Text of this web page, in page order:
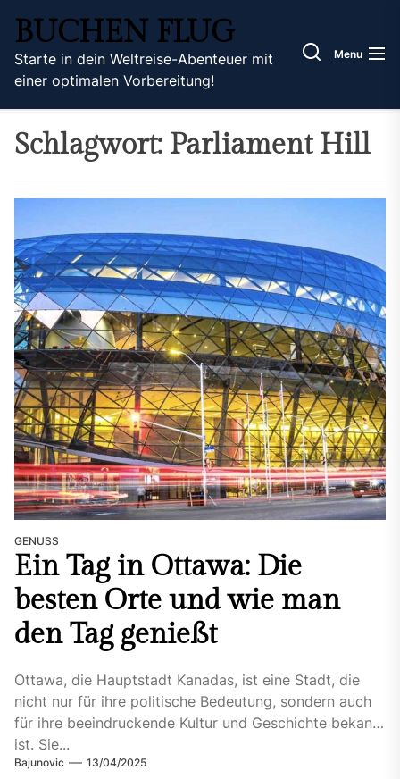
the
content
BUCHEN FLUG
Starte in dein Weltreise-Abenteuer mit
einer optimalen Vorbereitung!
Menu
Schlagwort: Parliament Hill
GENUSS
Ein Tag in Ottawa: Die
besten Orte und wie man
den Tag genießt
Ottawa, die Hauptstadt Kanadas, ist eine Stadt, die
nicht nur für ihre politische Bedeutung, sondern auch
für ihre beeindruckende Kultur und Geschichte bekannt
ist. Sie...
Bajunovic 13/04/2025